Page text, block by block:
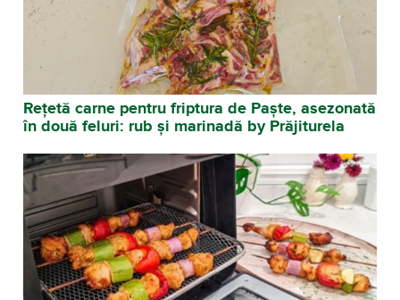
Rețetă carne pentru friptura de Paște, asezonată
în două feluri: rub și marinadă by Prăjiturela